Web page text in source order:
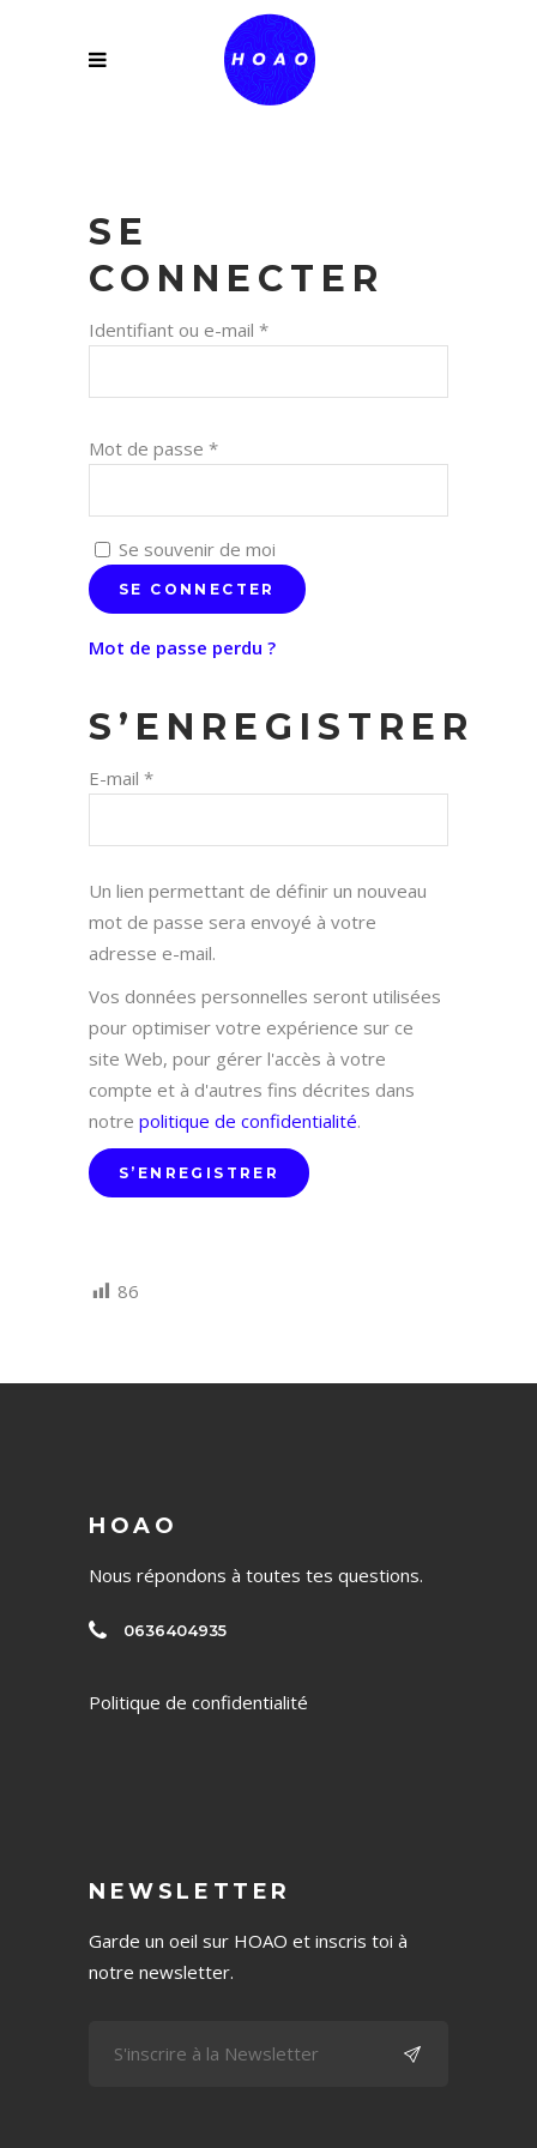
SE
CONNECTER
Identifiant ou e-mail *
Mot de passe *
Se souvenir de moi
SE CONNECTER
Mot de passe perdu ?
S’ENREGISTRER
E-mail *
Un lien permettant de définir un nouveau
mot de passe sera envoyé à votre
adresse e-mail.
Vos données personnelles seront utilisées
pour optimiser votre expérience sur ce
site Web, pour gérer l'accès à votre
compte et à d'autres fins décrites dans
notre politique de confidentialité.
S’ENREGISTRER
86
HOAO
Nous répondons à toutes tes questions.
0636404935
Politique de confidentialité
NEWSLETTER
Garde un oeil sur HOAO et inscris toi à
notre newsletter.